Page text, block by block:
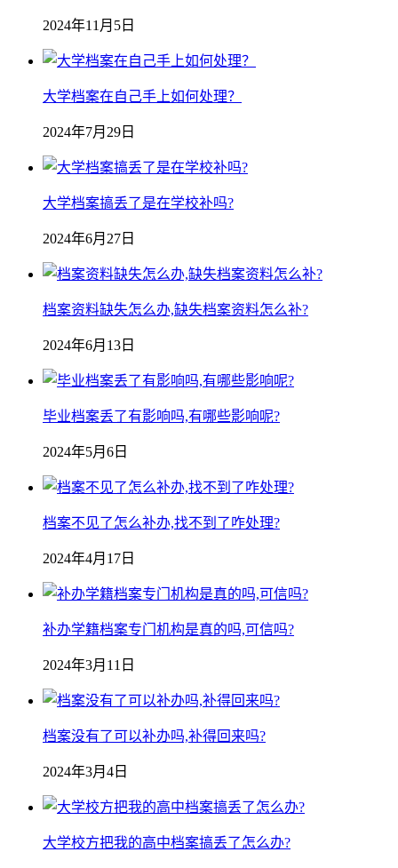
2024年11月5日
大学档案在自己手上如何处理？
2024年7月29日
大学档案搞丢了是在学校补吗?
2024年6月27日
档案资料缺失怎么办,缺失档案资料怎么补?
2024年6月13日
毕业档案丢了有影响吗,有哪些影响呢?
2024年5月6日
档案不见了怎么补办,找不到了咋处理?
2024年4月17日
补办学籍档案专门机构是真的吗,可信吗?
2024年3月11日
档案没有了可以补办吗,补得回来吗?
2024年3月4日
大学校方把我的高中档案搞丢了怎么办?